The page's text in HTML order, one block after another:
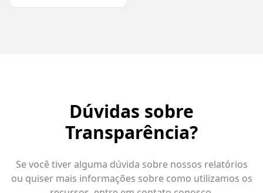
Dúvidas sobre
Transparência?
Se você tiver alguma dúvida sobre nossos relatórios
ou quiser mais informações sobre como utilizamos os